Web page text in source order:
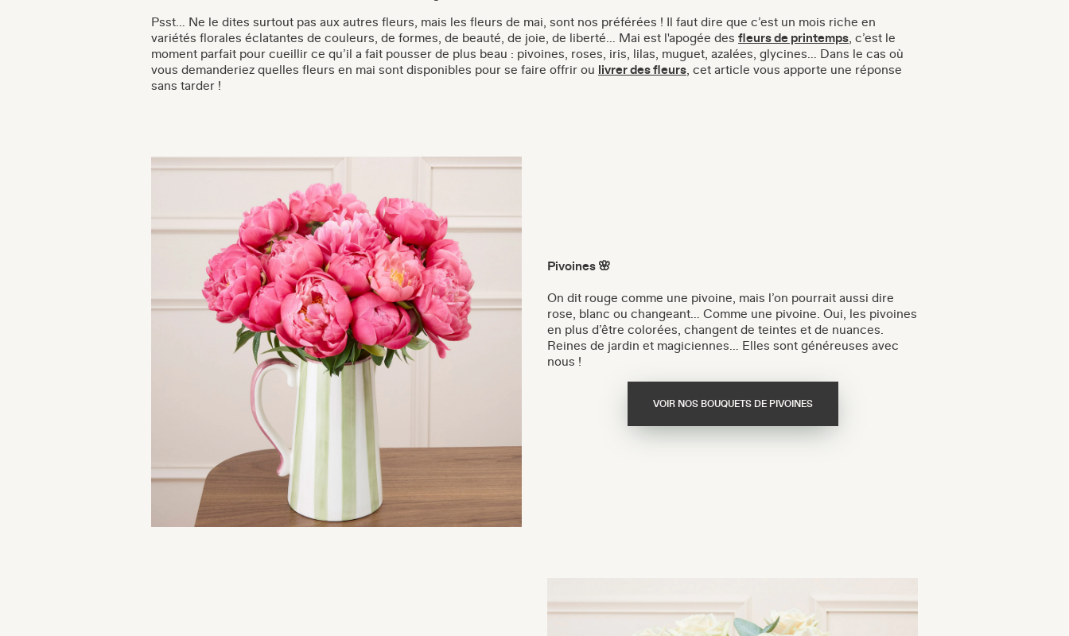
Psst… Ne le dites surtout pas aux autres fleurs, mais les fleurs de mai, sont nos préférées ! Il faut dire que c’est un mois riche en
variétés florales éclatantes de couleurs, de formes, de beauté, de joie, de liberté… Mai est l'apogée des fleurs de printemps , c’est le
moment parfait pour cueillir ce qu’il a fait pousser de plus beau : pivoines, roses, iris, lilas, muguet, azalées, glycines… Dans le cas où
vous demanderiez quelles fleurs en mai sont disponibles pour se faire offrir ou livrer des fleurs , cet article vous apporte une réponse
sans tarder !
Pivoines 🌸
On dit rouge comme une pivoine, mais l’on pourrait aussi dire
rose, blanc ou changeant… Comme une pivoine. Oui, les pivoines
en plus d’être colorées, changent de teintes et de nuances.
Reines de jardin et magiciennes… Elles sont généreuses avec
nous !
VOIR NOS BOUQUETS DE PIVOINES